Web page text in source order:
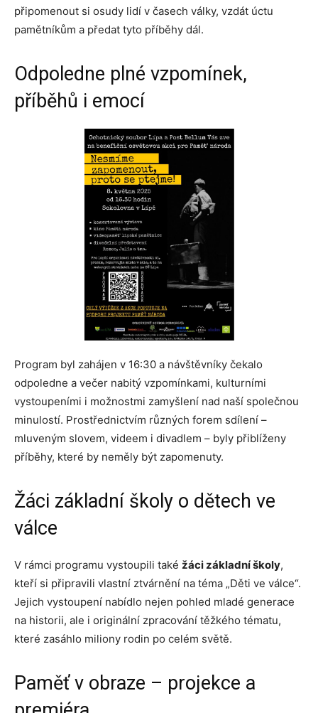
připomenout si osudy lidí v časech války, vzdát úctu
pamětníkům a předat tyto příběhy dál.
Odpoledne plné vzpomínek,
příběhů i emocí
Program byl zahájen v 16:30 a návštěvníky čekalo
odpoledne a večer nabitý vzpomínkami, kulturními
vystoupeními i možnostmi zamyšlení nad naší společnou
minulostí. Prostřednictvím různých forem sdílení –
mluveným slovem, videem i divadlem – byly přiblíženy
příběhy, které by neměly být zapomenuty.
Žáci základní školy o dětech ve
válce
V rámci programu vystoupili také žáci základní školy,
kteří si připravili vlastní ztvárnění na téma „Děti ve válce“.
Jejich vystoupení nabídlo nejen pohled mladé generace
na historii, ale i originální zpracování těžkého tématu,
které zasáhlo miliony rodin po celém světě.
Paměť v obraze – projekce a